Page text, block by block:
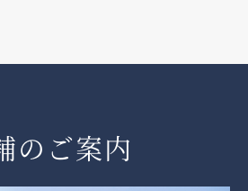
のご案内